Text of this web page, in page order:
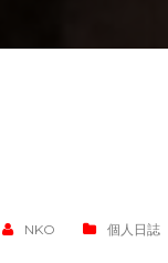
NKO 個人日誌